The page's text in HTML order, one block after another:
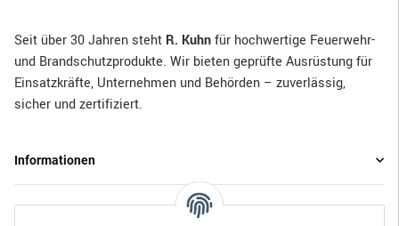
Seit über 30 Jahren steht R. Kuhnfür hochwertige Feuerwehr-
und Brandschutzprodukte. Wir bieten geprüfte Ausrüstung für
Einsatzkräfte, Unternehmen und Behörden – zuverlässig,
sicher und zertifiziert.
Informationen